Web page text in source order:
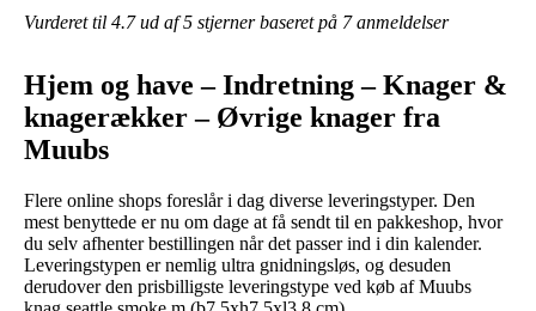
Vurderet til 4.7ud af 5 stjerner baseret på 7anmeldelser
Hjem og have – Indretning – Knager &
knagerækker – Øvrige knager fra
Muubs
Flere online shops foreslår i dag diverse leveringstyper. Den
mest benyttede er nu om dage at få sendt til en pakkeshop, hvor
du selv afhenter bestillingen når det passer ind i din kalender.
Leveringstypen er nemlig ultra gnidningsløs, og desuden
derudover den prisbilligste leveringstype ved køb af Muubs